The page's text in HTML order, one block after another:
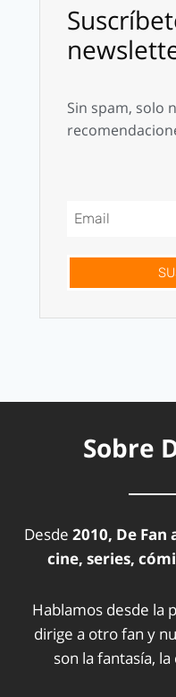
Sin spam, solo
Sobre
Desde 2010, De Fan
cine, series,
Hablamos desde la
dirige a otro fan y
son la fantasía,